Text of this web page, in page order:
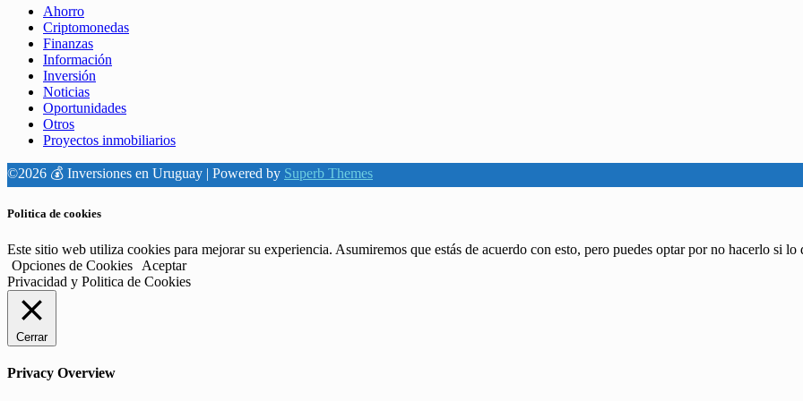
Ahorro
Criptomonedas
Finanzas
Información
Inversión
Noticias
Oportunidades
Otros
Proyectos inmobiliarios
©2026 💰 Inversiones en Uruguay | Powered by Superb Themes
Politica de cookies
Este sitio web utiliza cookies para mejorar su experiencia. Asumiremos que estás de acuerdo con esto, pero puedes optar por no hacerlo si lo
Opciones de Cookies
Aceptar
Privacidad y Politica de Cookies
Cerrar
Privacy Overview